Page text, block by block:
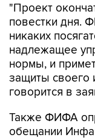
"Проект
повестки дня.
никаких
надлежащее
нормы, и
защиты своего
говорится в
Также ФИФА
обещании